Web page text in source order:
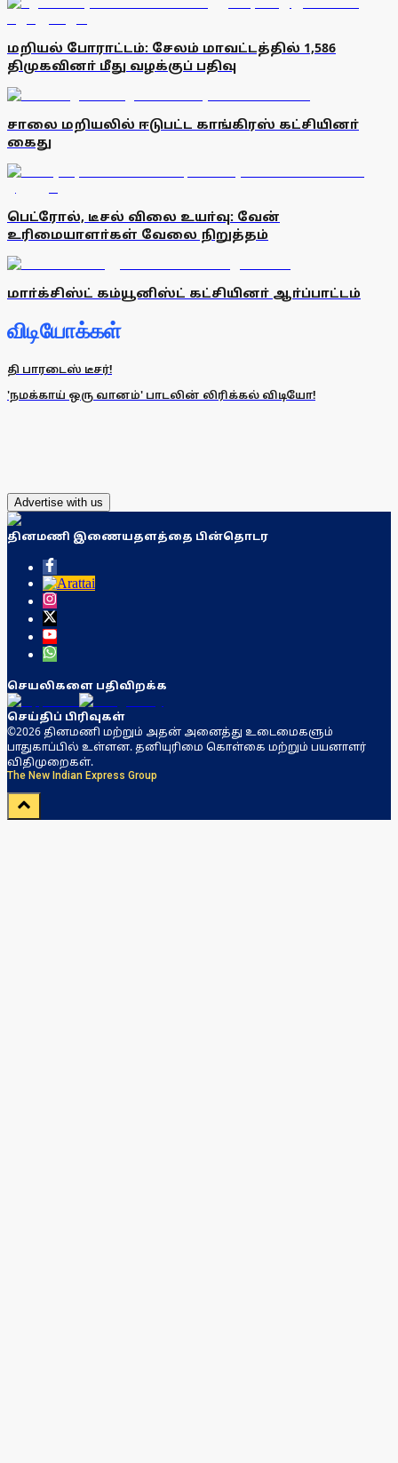
மறியல் போராட்டம்: சேலம் மாவட்டத்தில் 1,586
திமுகவினா் மீது வழக்குப் பதிவு
சாலை மறியலில் ஈடுபட்ட காங்கிரஸ் கட்சியினா்
கைது
பெட்ரோல், டீசல் விலை உயா்வு: வேன்
உரிமையாளா்கள் வேலை நிறுத்தம்
மாா்க்சிஸ்ட் கம்யூனிஸ்ட் கட்சியினா் ஆா்ப்பாட்டம்
விடியோக்கள்
தி பாரடைஸ் டீசர்!
'நமக்காய் ஒரு வானம்' பாடலின் லிரிக்கல் விடியோ!
Advertise with us
தினமணி இணையதளத்தை பின்தொடர
செயலிகளை பதிவிறக்க
செய்திப் பிரிவுகள்
©2026 தினமணி மற்றும் அதன் அனைத்து உடைமைகளும்
பாதுகாப்பில் உள்ளன. தனியுரிமை கொள்கை மற்றும் பயனாளர்
விதிமுறைகள்.
The New Indian Express Group